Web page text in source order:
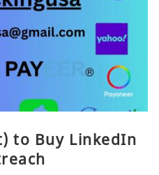
to Buy LinkedIn